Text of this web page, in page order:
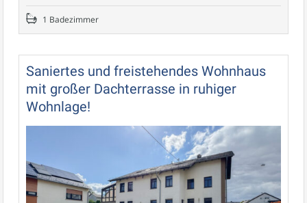
1 Badezimmer
Saniertes und freistehendes Wohnhaus
mit großer Dachterrasse in ruhiger
Wohnlage!